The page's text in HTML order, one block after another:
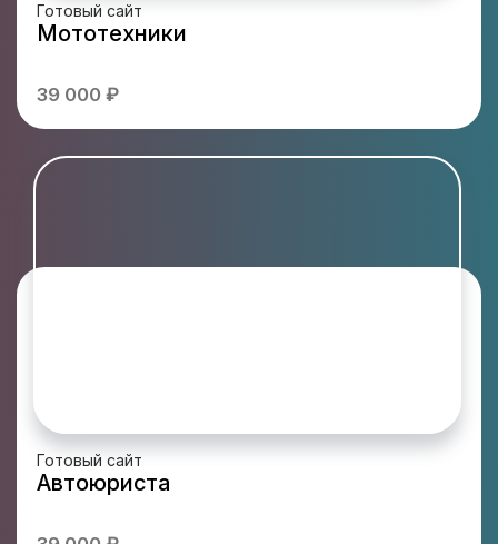
Готовый сайт
Мототехники
39 000 ₽
Готовый сайт
Автоюриста